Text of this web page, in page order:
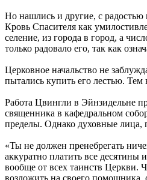
Но нашлись и другие, с
Кровь Спасителя как
селение, из города в город, а
только радовало его, так как
Церковное начальство не
пытались купить его лестью.
Работа Цвингли в Эйнзидельне
священника в кафедральном
пределы. Однако духовные лица,
«Ты не должен пренебрегать
аккуратно платить все
вообще от всех таинств Церкви.
возложить на своего помощника,